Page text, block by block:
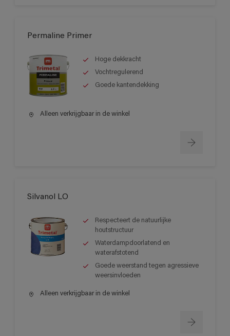
Permaline Primer
Hoge dekkracht
Vochtregulerend
Goede kantendekking
Alleen verkrijgbaar in de winkel
Silvanol LO
Respecteert de natuurlijke
houtstructuur
Waterdampdoorlatend en
waterafstotend
Goede weerstand tegen agressieve
weersinvloeden
Alleen verkrijgbaar in de winkel